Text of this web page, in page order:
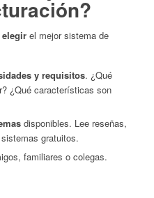
el mejor sistema de
y requisitos. ¿Qué
¿Qué características son
disponibles. Lee reseñas,
gratuitos.
familiares o colegas.